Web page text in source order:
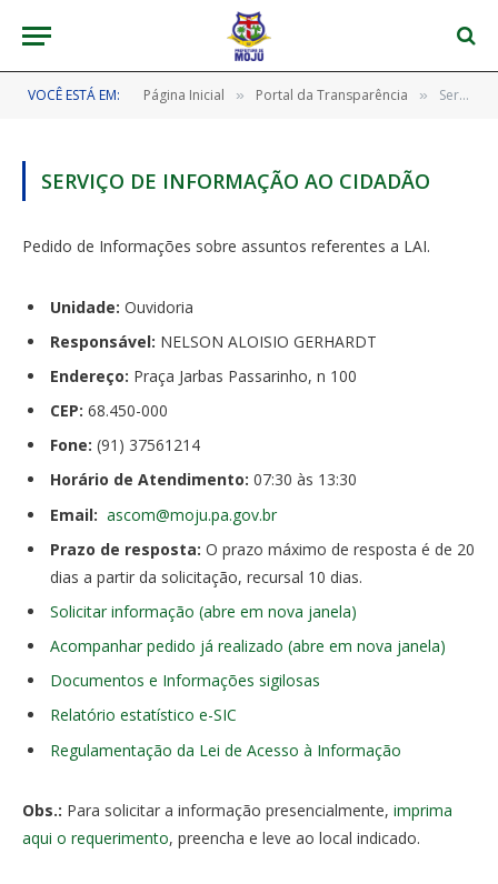
VOCÊ ESTÁ EM: Página Inicial » Portal da Transparência » Serviço de Informação ao Cidadão
SERVIÇO DE INFORMAÇÃO AO CIDADÃO
Pedido de Informações sobre assuntos referentes a LAI.
Unidade: Ouvidoria
Responsável: NELSON ALOISIO GERHARDT
Endereço: Praça Jarbas Passarinho, n 100
CEP: 68.450-000
Fone: (91) 37561214
Horário de Atendimento: 07:30 às 13:30
Email: ascom@moju.pa.gov.br
Prazo de resposta: O prazo máximo de resposta é de 20
dias a partir da solicitação, recursal 10 dias.
Solicitar informação (abre em nova janela)
Acompanhar pedido já realizado (abre em nova janela)
Documentos e Informações sigilosas
Relatório estatístico e-SIC
Regulamentação da Lei de Acesso à Informação
Obs.: Para solicitar a informação presencialmente, imprima
aqui o requerimento, preencha e leve ao local indicado.